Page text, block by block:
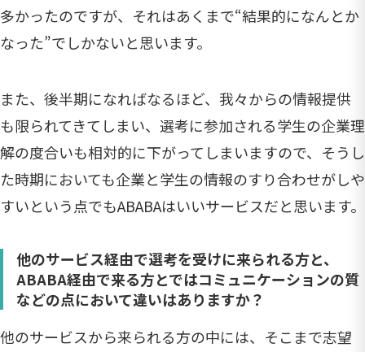
多かったのですが、それはあくまで“結果的になんとか
なった”でしかないと思います。
また、後半期になればなるほど、我々からの情報提供
も限られてきてしまい、選考に参加される学生の企業理
解の度合いも相対的に下がってしまいますので、そうし
た時期においても企業と学生の情報のすり合わせがしや
すいという点でもABABAはいいサービスだと思います。
他のサービス経由で選考を受けに来られる方と、
ABABA経由で来る方とではコミュニケーションの質
などの点において違いはありますか？
他のサービスから来られる方の中には、そこまで志望